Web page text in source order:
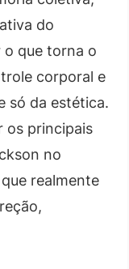
do
o que torna o
corporal e
só da estética.
os principais
no
realmente